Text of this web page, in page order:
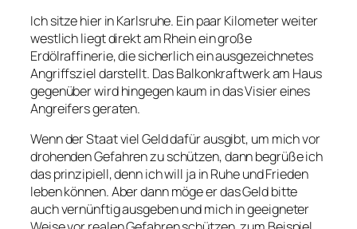
Ich sitze hier in Karlsruhe. Ein paar Kilometer weiter
westlich liegt direkt am Rhein ein große
Erdölraffinerie, die sicherlich ein ausgezeichnetes
Angriffsziel darstellt. Das Balkonkraftwerk am Haus
gegenüber wird hingegen kaum in das Visier eines
Angreifers geraten.
Wenn der Staat viel Geld dafür ausgibt, um mich vor
drohenden Gefahren zu schützen, dann begrüße ich
das prinzipiell, denn ich will ja in Ruhe und Frieden
leben können. Aber dann möge er das Geld bitte
auch vernünftig ausgeben und mich in geeigneter